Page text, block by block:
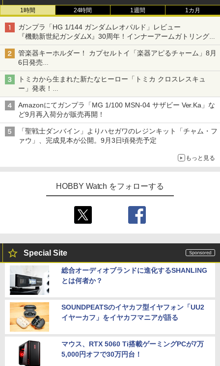
1時間 24時間 1週間 1カ月
ガンプラ「HG 1/144 ガンダムレオパルド」レビュー
『機動新世紀ガンダムX』30周年！インナーアームガトリングの
変形機構まで再現し最新フォーマットでキット化！
管楽器キーホルダー！ カプセルトイ「楽器アピるチャーム」8月
6日発売
チューバ、テナサクなど5種各3色
トミカから生まれた新たなヒーロー「トミカ クロスレスキュ
ー」発表！
詳細は後日公開予定
Amazonにてガンプラ「MG 1/100 MSN-04 サザビー Ver.Ka」な
ど9月再入荷分が販売再開！
「聖戦士ダンバイン」よりハセガワのレジンキット「チャム・フ
ァウ」、完成見本が公開。9月3日頃発売予定
もっと見る
HOBBY Watch をフォローする
Special Site
総合オーディオブランドに進化するSHANLING
とは何者か？
SOUNDPEATSのイヤカフ型イヤフォン「UU2
イヤーカフ」をイヤカフマニアが語る
マウス、RTX 5060 Ti搭載ゲーミングPCが7万
5,000円オフで30万円台！